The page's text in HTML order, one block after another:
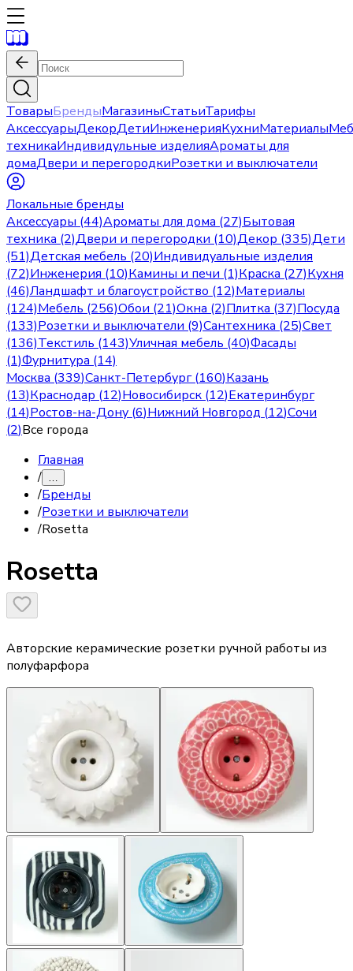
ТоварыБрендыМагазиныСтатьиТарифы
АксессуарыДекорДетиИнженерияКухниМатериалы
техникаИндивидульные изделияАроматы для
домаДвери и перегородкиРозетки и выключатели
Локальные бренды
Аксессуары (44)Ароматы для дома (27)Бытовая
техника (2)Двери и перегородки (10)Декор (335)Дети
(51)Детская мебель (20)Индивидуальные изделия
(72)Инженерия (10)Камины и печи (1)Краска (27)Кухня
(46)Ландшафт и благоустройство (12)Материалы
(124)Мебель (256)Обои (21)Окна (2)Плитка (37)Посуда
(133)Розетки и выключатели (9)Сантехника (25)Свет
(136)Текстиль (143)Уличная мебель (40)Фасады
(1)Фурнитура (14)
Москва (339)Санкт-Петербург(160)Казань
(13)Краснодар (12)Новосибирск (12)Екатеринбург
(14)Ростов-на-Дону (6)Нижний Новгород (12)Сочи
(2)Все города
Главная
/ …
/Бренды
/Розетки и выключатели
/Rosetta
Rosetta
Авторские керамические розетки ручной работы из
полуфарфора